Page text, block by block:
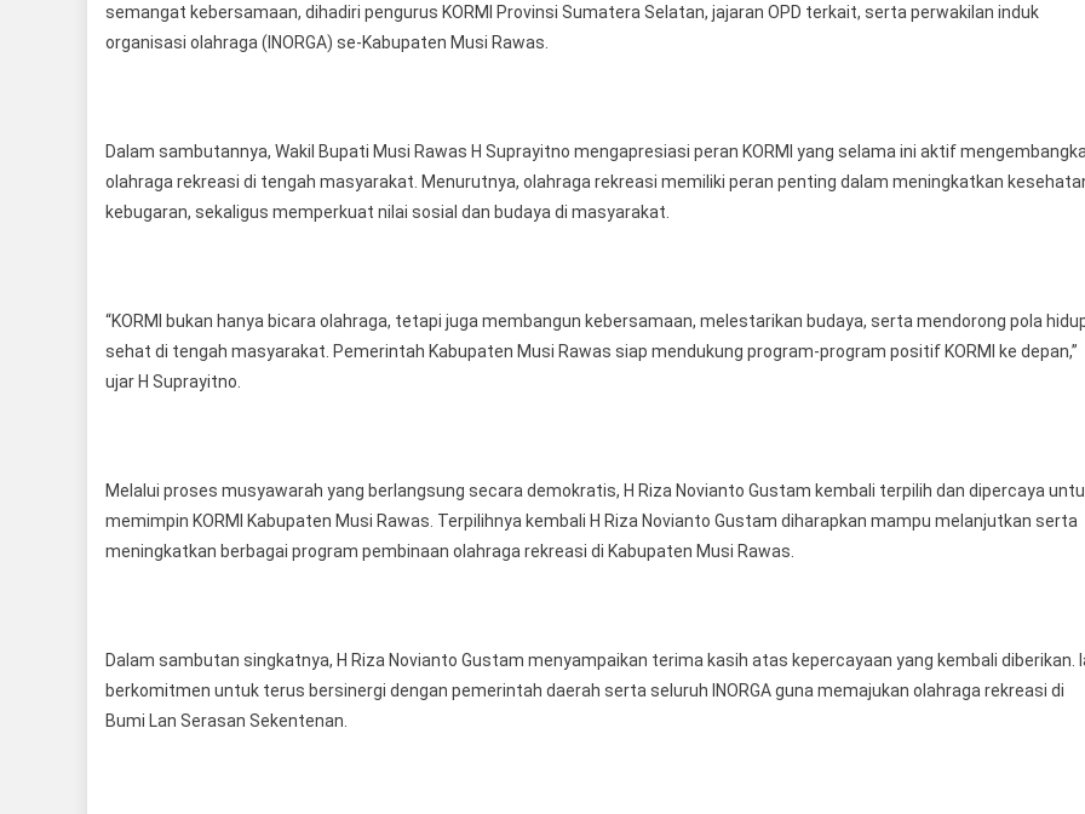
KORMI
semangat kebersamaan, dihadiri pengurus KORMI Provinsi Sumatera Selatan, jajaran OPD terkait, serta perwakilan induk
organisasi olahraga (INORGA) se-Kabupaten Musi Rawas.
‎Dalam sambutannya, Wakil Bupati Musi Rawas H Suprayitno mengapresiasi peran KORMI yang selama ini aktif
olahraga rekreasi di tengah masyarakat. Menurutnya, olahraga rekreasi memiliki peran penting dalam meningkatkan
kebugaran, sekaligus memperkuat nilai sosial dan budaya di masyarakat.
‎“KORMI bukan hanya bicara olahraga, tetapi juga membangun kebersamaan, melestarikan budaya, serta mendorong pola
sehat di tengah masyarakat. Pemerintah Kabupaten Musi Rawas siap mendukung program-program positif KORMI ke depan,”
ujar H Suprayitno.
‎Melalui proses musyawarah yang berlangsung secara demokratis, H Riza Novianto Gustam kembali terpilih dan dipercaya
memimpin KORMI Kabupaten Musi Rawas. Terpilihnya kembali H Riza Novianto Gustam diharapkan mampu melanjutkan serta
meningkatkan berbagai program pembinaan olahraga rekreasi di Kabupaten Musi Rawas.
‎Dalam sambutan singkatnya, H Riza Novianto Gustam menyampaikan terima kasih atas kepercayaan yang kembali diberikan.
berkomitmen untuk terus bersinergi dengan pemerintah daerah serta seluruh INORGA guna memajukan olahraga rekreasi di
Bumi Lan Serasan Sekentenan.